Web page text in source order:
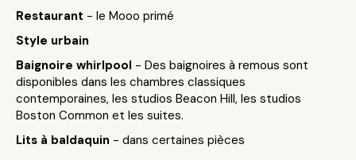
Restaurant - le Mooo primé
Style urbain
Baignoire whirlpool - Des baignoires à remous sont
disponibles dans les chambres classiques
contemporaines, les studios Beacon Hill, les studios
Boston Common et les suites.
Lits à baldaquin - dans certaines pièces